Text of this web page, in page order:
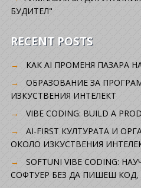
БУДИТЕЛ"
RECENT POSTS
КАК AI ПРОМЕНЯ ПАЗАРА
ОБРАЗОВАНИЕ ЗА
ИЗКУСТВЕНИЯ ИНТЕЛЕКТ
VIBE CODING: BUILD A
AI-FIRST КУЛТУРАТА И
ОКОЛО ИЗКУСТВЕНИЯ
SOFTUNI VIBE CODING:
СОФТУЕР БЕЗ ДА ПИШЕШ КОД,